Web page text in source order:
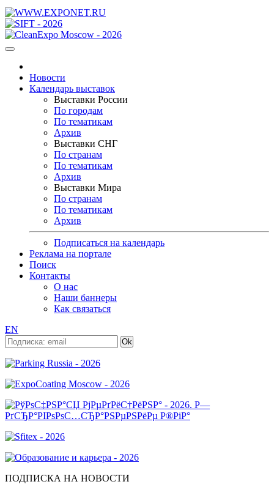
Новости
Календарь выставок
Выставки России
По городам
По тематикам
Архив
Выставки СНГ
По странам
По тематикам
Архив
Выставки Мира
По странам
По тематикам
Архив
Подписаться на календарь
Реклама на портале
Поиск
Контакты
О нас
Наши баннеры
Как связаться
EN
ПОДПИСКА НА НОВОСТИ